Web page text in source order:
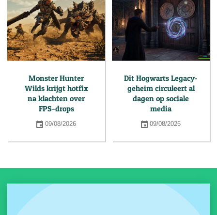
Monster Hunter
Wilds krijgt hotfix
na klachten over
FPS-drops
09/08/2026
Dit Hogwarts Legacy-
geheim circuleert al
dagen op sociale
media
09/08/2026